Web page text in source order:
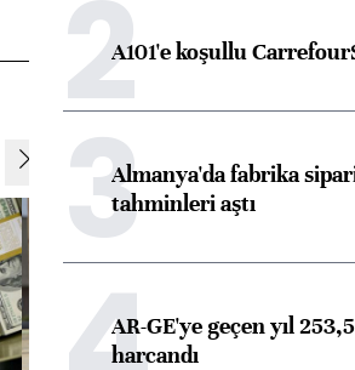
2A101'e koşullu
3Almanya'da fabrika
tahminleri aştı
AR-GE'ye geçen yıl
harcandı